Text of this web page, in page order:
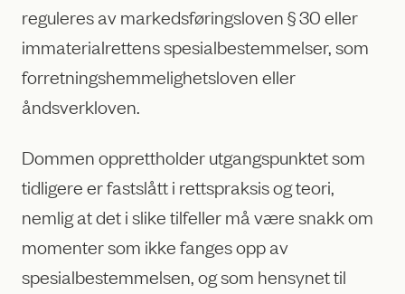
reguleres av markedsføringsloven § 30 eller
immaterialrettens spesialbestemmelser, som
forretningshemmelighetsloven eller
åndsverkloven.
Dommen opprettholder utgangspunktet som
tidligere er fastslått i rettspraksis og teori,
nemlig at det i slike tilfeller må være snakk om
momenter som ikke fanges opp av
spesialbestemmelsen, og som hensynet til